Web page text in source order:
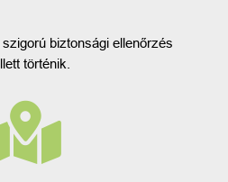
biztonsági ellenőrzés
történik.